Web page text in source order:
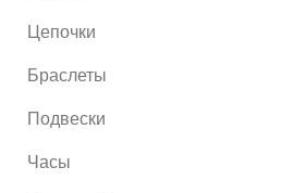
Цепочки
Браслеты
Подвески
Часы